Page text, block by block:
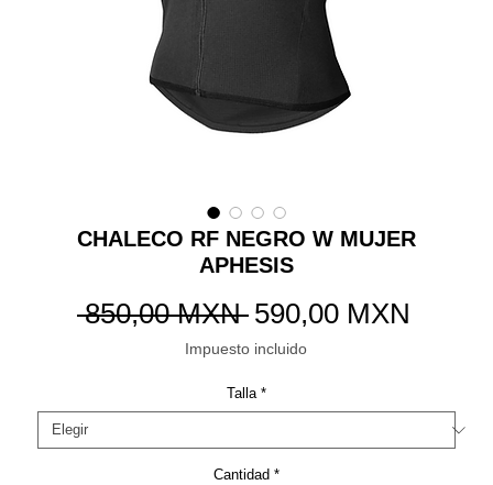
CHALECO RF NEGRO W MUJER
APHESIS
850,00 MXN Precio
590,00 MXN
Impuesto incluido
Talla *
Cantidad *